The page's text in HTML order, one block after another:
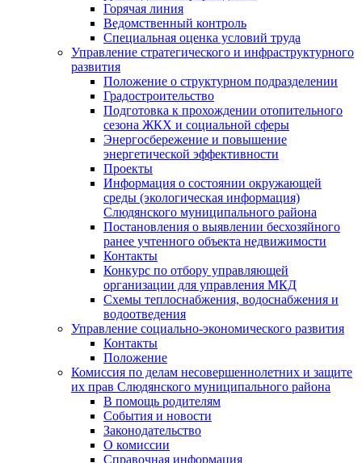
Горячая линия
Ведомственный контроль
Специальная оценка условий труда
Управление стратегического и инфраструктурного
развития
Положение о структурном подразделении
Градостроительство
Подготовка к прохождении отопительного
сезона ЖКХ и социальной сферы
Энергосбережение и повышение
энергетической эффективности
Проекты
Информация о состоянии окружающей
среды (экологическая информация)
Слюдянского муниципального района
Постановления о выявлении бесхозяйного
ранее учтенного объекта недвижимости
Контакты
Конкурс по отбору управляющей
организации для управления МКД
Схемы теплоснабжения, водоснабжения и
водоотведения
Управление социально-экономического развития
Контакты
Положение
Комиссия по делам несовершеннолетних и защите
их прав Слюдянского муниципального района
В помощь родителям
События и новости
Законодательство
О комиссии
Справочная информация